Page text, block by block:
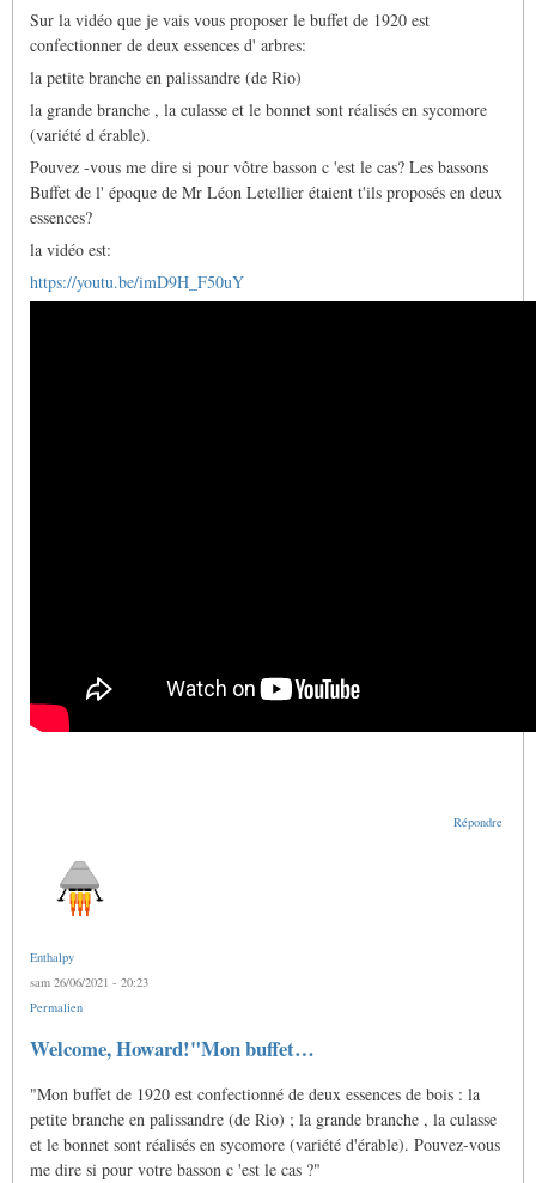
Sur la vidéo que je vais vous proposer le buffet de 1920 est
confectionner de deux essences d' arbres:
la petite branche en palissandre (de Rio)
la grande branche , la culasse et le bonnet sont réalisés en sycomore
(variété d érable).
Pouvez -vous me dire si pour vôtre basson c 'est le cas? Les bassons
Buffet de l' époque de Mr Léon Letellier étaient t'ils proposés en deux
essences?
la vidéo est:
https://youtu.be/imD9H_F50uY
Répondre
Enthalpy
sam 26/06/2021 - 20:23
Permalien
En
réponse
Doigtés
pour
le
basson
français
Welcome, Howard!"Mon buffet…
"Mon buffet de 1920 est confectionné de deux essences de bois : la
petite branche en palissandre (de Rio) ; la grande branche , la culasse
et le bonnet sont réalisés en sycomore (variété d'érable). Pouvez-vous
me dire si pour votre basson c 'est le cas ?"